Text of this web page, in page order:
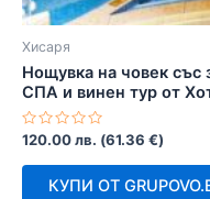
Хисаря
Нощувка на човек със
СПА и винен тур от
Оценено
0
120.00лв. (61.36 €)
КУПИ ОТ